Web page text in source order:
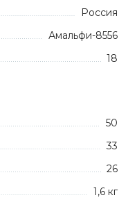
Россия
Амальфи-8556
18
50
33
26
1,6 кг